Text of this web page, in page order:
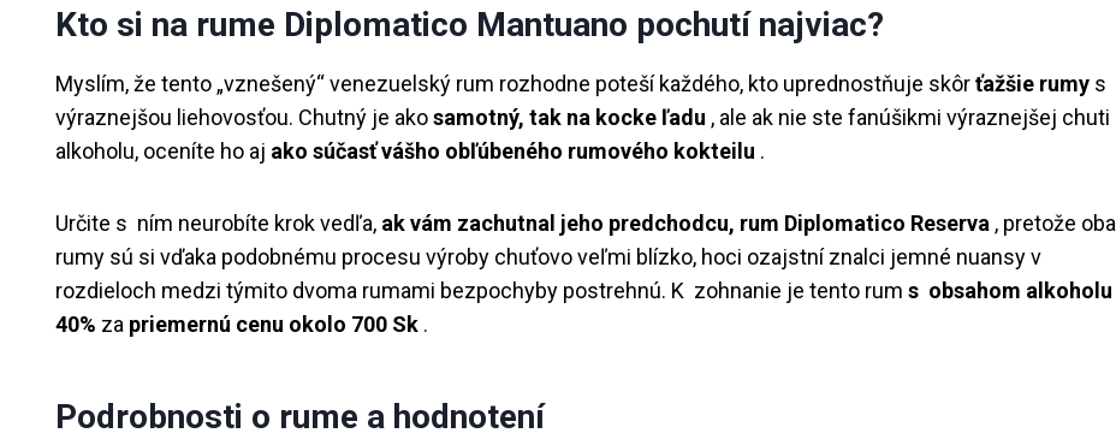
Kto si na rume Diplomatico Mantuano pochutí najviac?
Myslím, že tento „vznešený“ venezuelský rum rozhodne poteší každého, kto uprednostňuje skôrťažšie rumy s
výraznejšou liehovosťou. Chutný je akosamotný, tak na kocke ľadu , ale ak nie ste fanúšikmi výraznejšej chuti
alkoholu, oceníte ho aj ako súčasť vášho obľúbeného rumového kokteilu .
Určite s ním neurobíte krok vedľa, ak vám zachutnal jeho predchodcu, rum Diplomatico Reserva , pretože oba
rumy sú si vďaka podobnému procesu výroby chuťovo veľmi blízko, hoci ozajstní znalci jemné nuansy v
rozdieloch medzi týmito dvoma rumami bezpochyby postrehnú. K zohnanie je tento rum s obsahom alkoholu
40% za priemernú cenu okolo 700 Sk .
Podrobnosti o rume a hodnotení